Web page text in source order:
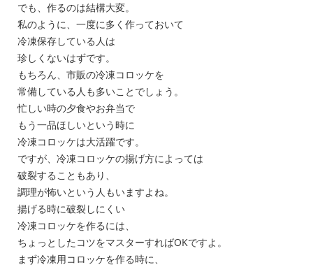
でも、作るのは結構大変。
私のように、一度に多く作っておいて
冷凍保存している人は
珍しくないはずです。
もちろん、市販の冷凍コロッケを
常備している人も多いことでしょう。
忙しい時の夕食やお弁当で
もう一品ほしいという時に
冷凍コロッケは大活躍です。
ですが、冷凍コロッケの揚げ方によっては
破裂することもあり、
調理が怖いという人もいますよね。
揚げる時に破裂しにくい
冷凍コロッケを作るには、
ちょっとしたコツをマスターすればOKですよ。
まず冷凍用コロッケを作る時に、